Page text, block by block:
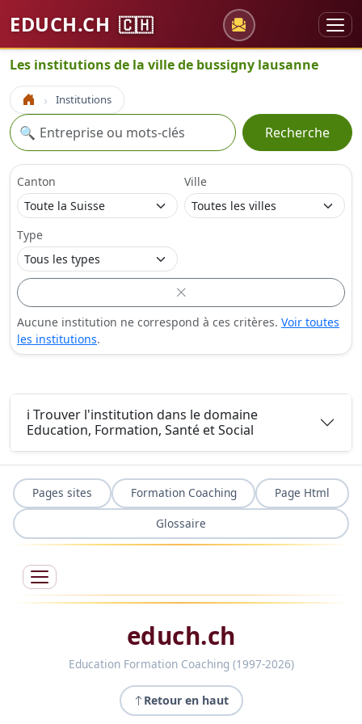
EDUCH.CH 🇨🇭
Les institutions de la ville de bussigny lausanne
Accueil Institutions
Recherche
🔍 Recherche
Canton Ville
Type
Aucune institution ne correspond à ces critères. Voir toutes
les institutions.
ℹ️ Trouver l'institution dans le domaine
Education, Formation, Santé et Social
Pages sites Formation Coaching
Page Html
Glossaire
educh.ch
Education Formation Coaching (1997-2026)
Retour en haut